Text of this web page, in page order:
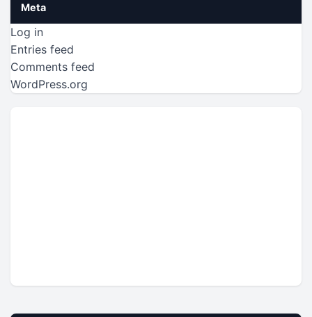
Meta
Log in
Entries feed
Comments feed
WordPress.org